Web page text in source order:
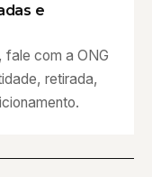
e
fale com a ONG
retirada,